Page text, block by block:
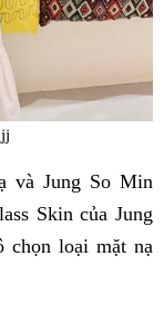
và Jung So Min
Skin của Jung
chọn loại mặt nạ